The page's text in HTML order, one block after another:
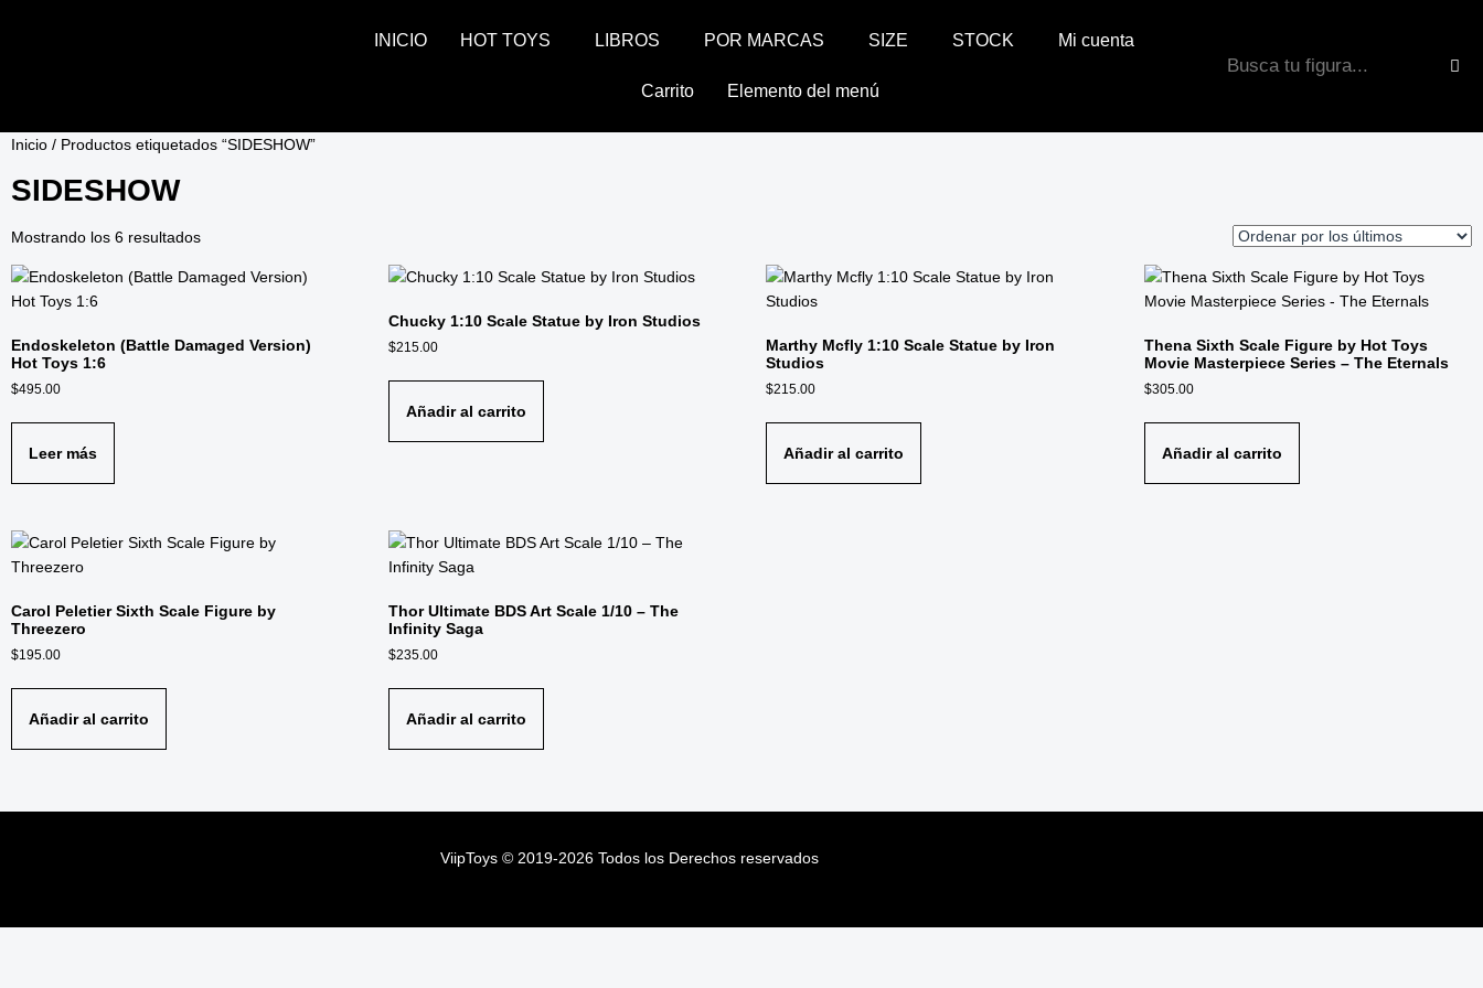
INICIO HOT TOYS LIBROS POR MARCAS SIZE STOCK Mi cuenta
Carrito Elemento del menú
Inicio / Productos etiquetados “SIDESHOW”
SIDESHOW
Mostrando los 6 resultados
Endoskeleton (Battle Damaged Version)
Hot Toys 1:6
$495.00
Leer más
Chucky 1:10 Scale Statue by Iron Studios
$215.00
Añadir al carrito
Marthy Mcfly 1:10 Scale Statue by Iron
Studios
$215.00
Añadir al carrito
Thena Sixth Scale Figure by Hot Toys
Movie Masterpiece Series – The Eternals
$305.00
Añadir al carrito
Carol Peletier Sixth Scale Figure by
Threezero
$195.00
Añadir al carrito
Thor Ultimate BDS Art Scale 1/10 – The
Infinity Saga
$235.00
Añadir al carrito
ViipToys ©2019-2026Todos los Derechos reservados